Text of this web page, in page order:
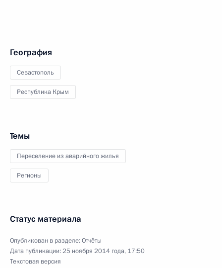
География
Севастополь
Республика Крым
Темы
Переселение из аварийного жилья
Регионы
Статус материала
Опубликован в разделе:Отчёты
Дата публикации:25 ноября 2014 года, 17:50
Текстовая версия